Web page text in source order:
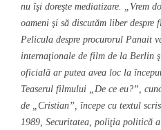
nu îşi doreşte mediatizare. „Vrem
oameni şi să discutăm liber despre
Pelicula despre procurorul Panait
internaţionale de film de la Berlin
oficială ar putea avea loc la
Teaserul filmului „De ce eu?”,
de „Cristian”, începe cu textul
1989, Securitatea, poliţia politică